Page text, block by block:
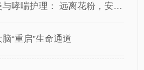
春季过敏性鼻炎与哮喘护理： 远离花粉，安稳呼吸
“重启”生命通道